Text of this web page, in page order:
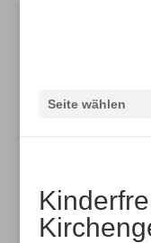
Seite wählen